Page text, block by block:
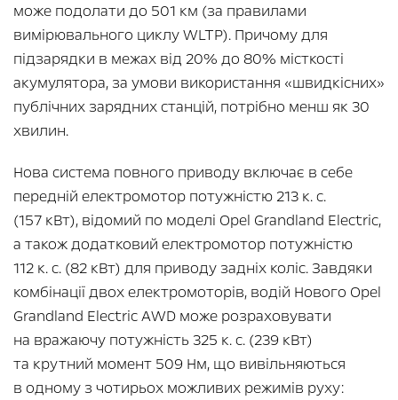
може подолати до 501 км (за правилами
вимірювального циклу WLTP). Причому для
підзарядки в межах від 20% до 80% місткості
акумулятора, за умови використання «швидкісних»
публічних зарядних станцій, потрібно менш як 30
хвилин.
Нова система повного приводу включає в себе
передній електромотор потужністю 213 к. с.
(157 кВт), відомий по моделі Opel Grandland Electric,
а також додатковий електромотор потужністю
112 к. с. (82 кВт) для приводу задніх коліс. Завдяки
комбінації двох електромоторів, водій Нового Opel
Grandland Electric AWD може розраховувати
на вражаючу потужність 325 к. с. (239 кВт)
та крутний момент 509 Нм, що вивільняються
в одному з чотирьох можливих режимів руху: